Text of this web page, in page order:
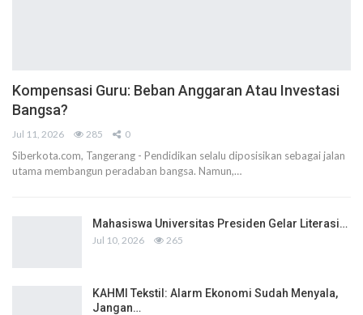
Kompensasi Guru: Beban Anggaran Atau Investasi
Bangsa?
Jul 11, 2026 285 0
Siberkota.com, Tangerang - Pendidikan selalu diposisikan sebagai jalan
utama membangun peradaban bangsa. Namun,…
Mahasiswa Universitas Presiden Gelar Literasi…
Jul 10, 2026 265
KAHMI Tekstil: Alarm Ekonomi Sudah Menyala,
Jangan…